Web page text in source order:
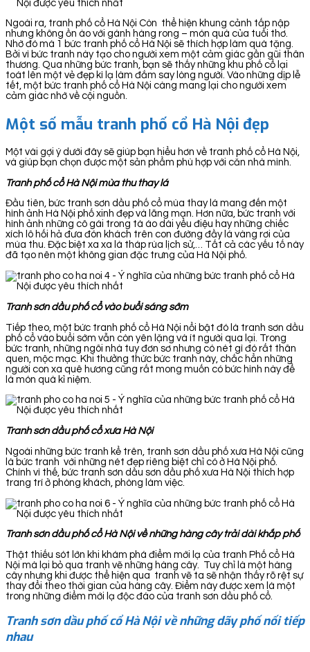
Ngoài ra, tranh phố cổ Hà Nội Còn thể hiện khung cảnh tấp nập
nhưng không ồn ào với gánh hàng rong – món quà của tuổi thơ.
Nhờ đó mà 1 bức tranh phố cổ Hà Nội sẽ thích hợp làm quà tặng.
Bởi vì bức tranh này tạo cho người xem một cảm giác gần gũi thân
thương. Qua những bức tranh, bạn sẽ thấy những khu phố cổ lại
toát lên một vẻ đẹp kì lạ làm đắm say lòng người. Vào những dịp lễ
tết, một bức tranh phố cổ Hà Nội càng mang lại cho người xem
cảm giác nhớ về cội nguồn.
Một số mẫu tranh phố cổ Hà Nội đẹp
Một vài gợi ý dưới đây sẽ giúp bạn hiểu hơn về tranh phố cổ Hà Nội,
và giúp bạn chọn được một sản phẩm phù hợp với căn nhà mình.
Tranh phố cổ Hà Nội mùa thu thay lá
Đầu tiên, bức tranh sơn dầu phố cổ mùa thay lá mang đến một
hình ảnh Hà Nội phố xinh đẹp và lãng mạn. Hơn nữa, bức tranh với
hình ảnh những cô gái trong tà áo dài yểu điệu hay những chiếc
xích lô hối hả đưa đón khách trên con đường đầy lá vàng rơi của
mùa thu. Đặc biệt xa xa là tháp rùa lịch sử,… Tất cả các yếu tố này
đã tạo nên một không gian đặc trưng của Hà Nội phố.
Tranh sơn dầu phố cổ vào buổi sáng sớm
Tiếp theo, một bức tranh phố cổ Hà Nội nổi bật đó là tranh sơn dầu
phố cổ vào buổi sớm vẫn còn yên lặng và ít người qua lại. Trong
bức tranh, những ngôi nhà tuy đơn sơ nhưng có nét gì đó rất thân
quen, mộc mạc. Khi thưởng thức bức tranh này, chắc hẳn những
người con xa quê hương cũng rất mong muốn có bức hình này để
là món quà kỉ niệm.
Tranh sơn dầu phố cổ xưa Hà Nội
Ngoài những bức tranh kể trên, tranh sơn dầu phố xưa Hà Nội cũng
là bức tranh với những nét đẹp riêng biệt chỉ có ở Hà Nội phố.
Chính vì thế, bức tranh sơn dầu sơn dầu phố xưa Hà Nội thích hợp
trang trí ở phòng khách, phòng làm việc.
Tranh sơn dầu phố cổ Hà Nội về những hàng cây trải dài khắp phố
Thật thiếu sót lớn khi khám phá điểm mới lạ của tranh Phố cổ Hà
Nội mà lại bỏ qua tranh vẽ những hàng cây. Tuy chỉ là một hàng
cây nhưng khi được thể hiện qua tranh vẽ ta sẽ nhận thấy rõ rệt sự
thay đổi theo thời gian của hàng cây. Điểm này được xem là một
trong những điểm mới lạ độc đáo của tranh sơn dầu phố cổ.
Tranh sơn dầu phố cổ Hà Nội về những dãy phố nối tiếp
nhau